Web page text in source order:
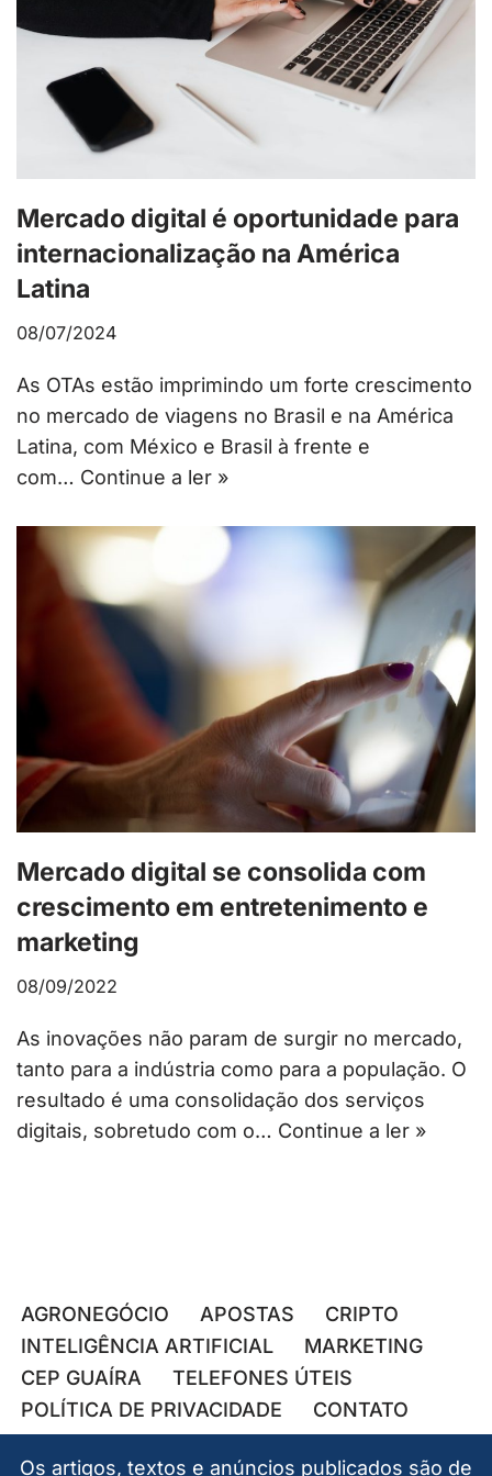
Mercado digital é oportunidade para
internacionalização na América
Latina
08/07/2024
As OTAs estão imprimindo um forte crescimento
no mercado de viagens no Brasil e na América
Latina, com México e Brasil à frente e
com… Continue a ler »
Mercado digital se consolida com
crescimento em entretenimento e
marketing
08/09/2022
As inovações não param de surgir no mercado,
tanto para a indústria como para a população. O
resultado é uma consolidação dos serviços
digitais, sobretudo com o… Continue a ler »
AGRONEGÓCIO APOSTAS
CRIPTO
INTELIGÊNCIA ARTIFICIAL
MARKETING
CEP GUAÍRA
TELEFONES ÚTEIS
POLÍTICA DE PRIVACIDADE
CONTATO
Os artigos, textos e anúncios publicados são de